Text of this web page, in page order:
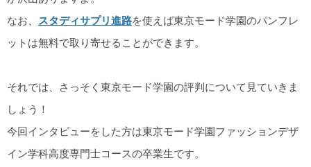
なお、
スタディサプリ進路を使えば東京モード学園のパンフレ
ットは無料で取り寄せることができます。
それでは、さっそく東京モード学園の評判について見ていきま
しょう！
今回インタビューをした方は東京モード学園ファッションデザ
イン学科高度専門士コースの卒業生です。